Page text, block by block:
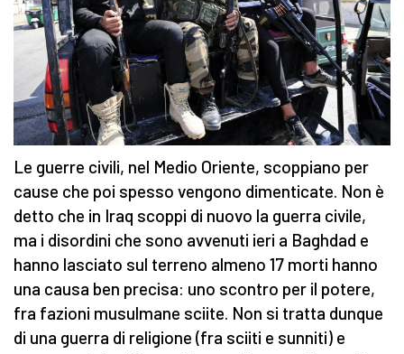
Le guerre civili, nel Medio Oriente, scoppiano per
cause che poi spesso vengono dimenticate. Non è
detto che in Iraq scoppi di nuovo la guerra civile,
ma i disordini che sono avvenuti ieri a Baghdad e
hanno lasciato sul terreno almeno 17 morti hanno
una causa ben precisa: uno scontro per il potere,
fra fazioni musulmane sciite. Non si tratta dunque
di una guerra di religione (fra sciiti e sunniti) e